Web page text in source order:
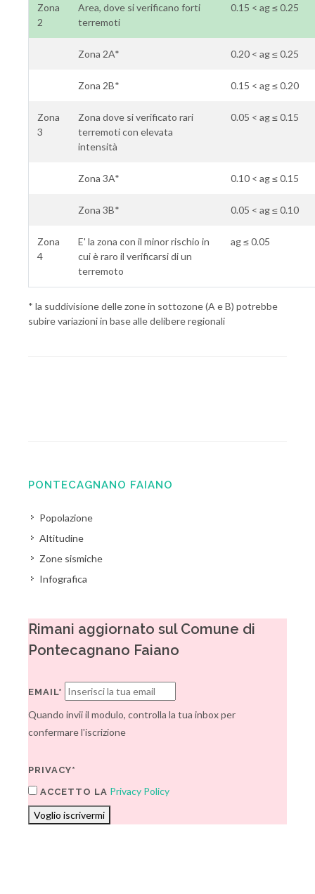
Zona
2
Area, dove si verificano forti
terremoti
0.15 < ag ≤ 0.25
Zona 2A* 0.20 < ag ≤ 0.25
Zona 2B* 0.15 < ag ≤ 0.20
Zona
3
Zona dove si verificato rari
terremoti con elevata
intensità
0.05 < ag ≤ 0.15
Zona 3A* 0.10 < ag ≤ 0.15
Zona 3B* 0.05 < ag ≤ 0.10
Zona
4
E' la zona con il minor rischio in
cui è raro il verificarsi di un
terremoto
ag ≤ 0.05
* la suddivisione delle zone in sottozone (A e B) potrebbe
subire variazioni in base alle delibere regionali
PONTECAGNANO FAIANO
Popolazione
Altitudine
Zone sismiche
Infografica
Rimani aggiornato sul Comune di
Pontecagnano Faiano
EMAIL*
Quando invii il modulo, controlla la tua inbox per
confermare l'iscrizione
PRIVACY*
ACCETTO LA Privacy Policy
Voglio iscrivermi